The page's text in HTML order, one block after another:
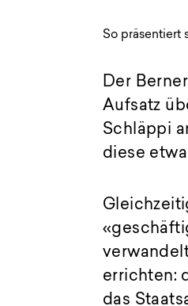
So präsentiert
Der
Aufsatz
Schläppi
diese
errichten:
das